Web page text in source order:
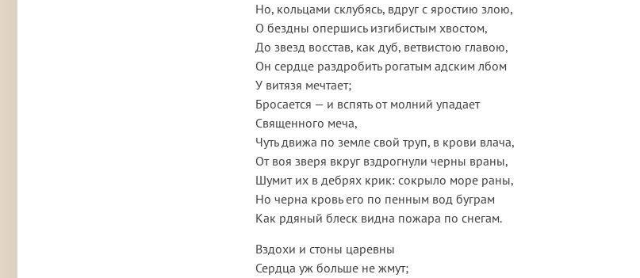
Но, кольцами склубясь, вдруг с яростию злою,
О бездны опершись изгибистым хвостом,
До звезд восстав, как дуб, ветвистою главою,
Он сердце раздробить рогатым адским лбом
У витязя мечтает;
Бросается — и вспять от молний упадает
Священного меча,
Чуть движа по земле свой труп, в крови влача,
От воя зверя вкруг вздрогнули черны враны,
Шумит их в дебрях крик: сокрыло море раны,
Но черна кровь его по пенным вод буграм
Как рдяный блеск видна пожара по снегам.
Вздохи и стоны царевны
Сердца уж больше не жмут;